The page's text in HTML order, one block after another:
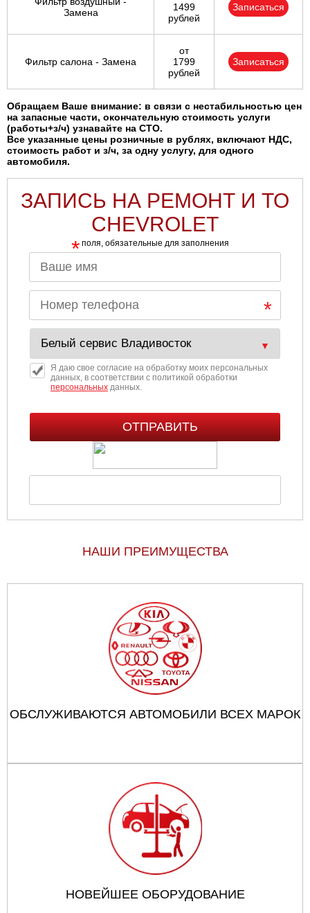
Замена
1499
рублей
Записаться
Фильтр салона - Замена
от
1799
рублей
Записаться
Обращаем Ваше внимание: в связи с нестабильностью цен
на запасные части, окончательную стоимость услуги
(работы+з/ч) узнавайте на СТО.
Все указанные цены розничные в рублях, включают НДС,
стоимость работ и з/ч, за одну услугу, для одного
автомобиля.
ЗАПИСЬ НА РЕМОНТ И ТО
CHEVROLET
* поля, обязательные для заполнения
Я даю свое согласие на обработку моих персональных
данных, в соответствии с политикой обработки
персональныхданных.
НАШИ ПРЕИМУЩЕСТВА
ОБСЛУЖИВАЮТСЯ АВТОМОБИЛИ ВСЕХ МАРОК
НОВЕЙШЕЕ ОБОРУДОВАНИЕ